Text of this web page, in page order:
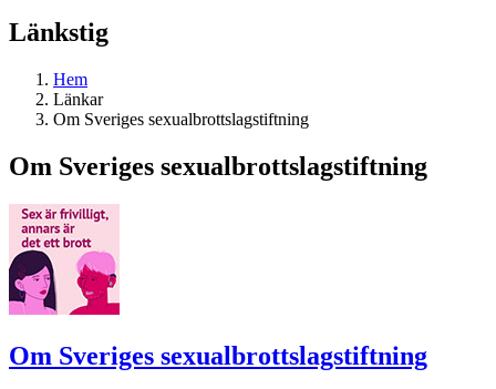
Länkstig
Hem
Länkar
Om Sveriges sexualbrottslagstiftning
Om Sveriges sexualbrottslagstiftning
Om Sveriges sexualbrottslagstiftning